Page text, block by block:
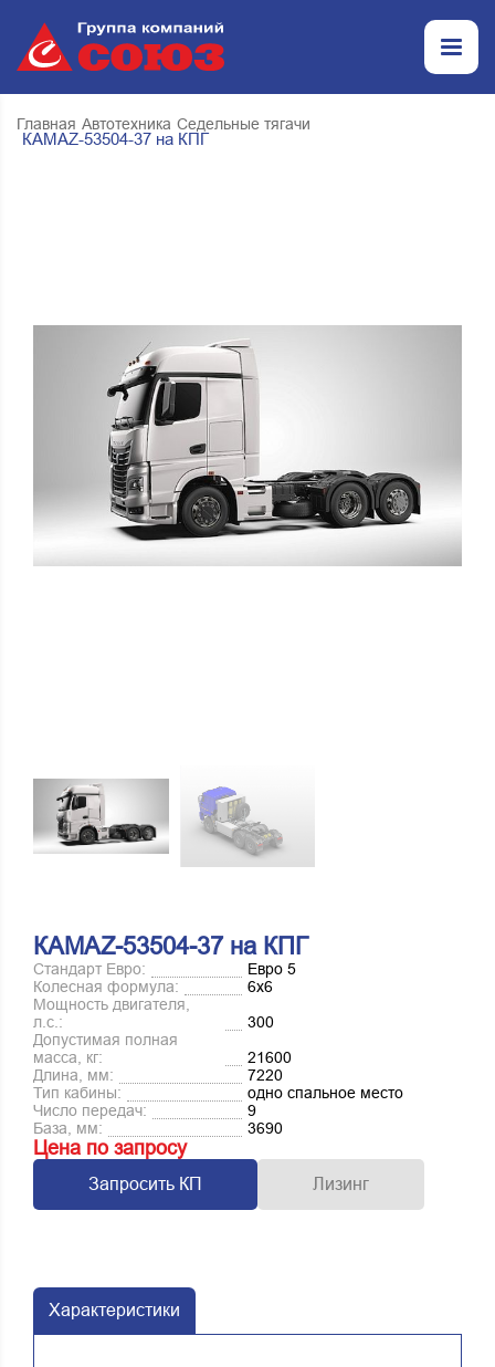
Главная Автотехника Седельные тягачи
КАМАZ-53504-37 на КПГ
КАМАZ-53504-37 на КПГ
Стандарт Евро:
Евро 5
Колесная формула:
6х6
Мощность двигателя,
л.с.:
300
Допустимая полная
масса, кг:
21600
Длина, мм:
7220
Тип кабины:
одно спальное место
Число передач:
9
База, мм:
3690
Цена по запросу
Запросить КП Лизинг
Характеристики